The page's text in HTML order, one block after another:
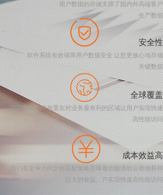
成本效益高
我们有竞争力的定价匹配策略意味着你能借助云存储获得
巨大的收益。户实现快速高性能访问
全球覆盖
你可以将文件放置在对业务最有利的区域让用户实现快速
高性能访问
安全性
软件系统有效保障用户数据安全 让您更放心地存储
关键数据
用户数据的存储支撑了国内外高端客户
生产数据